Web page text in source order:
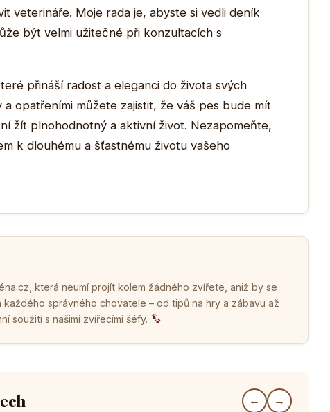
veterináře. Moje rada je, abyste si vedli deník
být velmi užitečné při konzultacích s
přináší radost a eleganci do života svých
opatřeními můžete zajistit, že váš pes bude mít
žít plnohodnotný a aktivní život. Nezapomeňte,
k dlouhému a šťastnému životu vašeho
která neumí projít kolem žádného zvířete, aniž by se
každého správného chovatele – od tipů na hry a zábavu až
soužití s našimi zvířecími šéfy.
← →